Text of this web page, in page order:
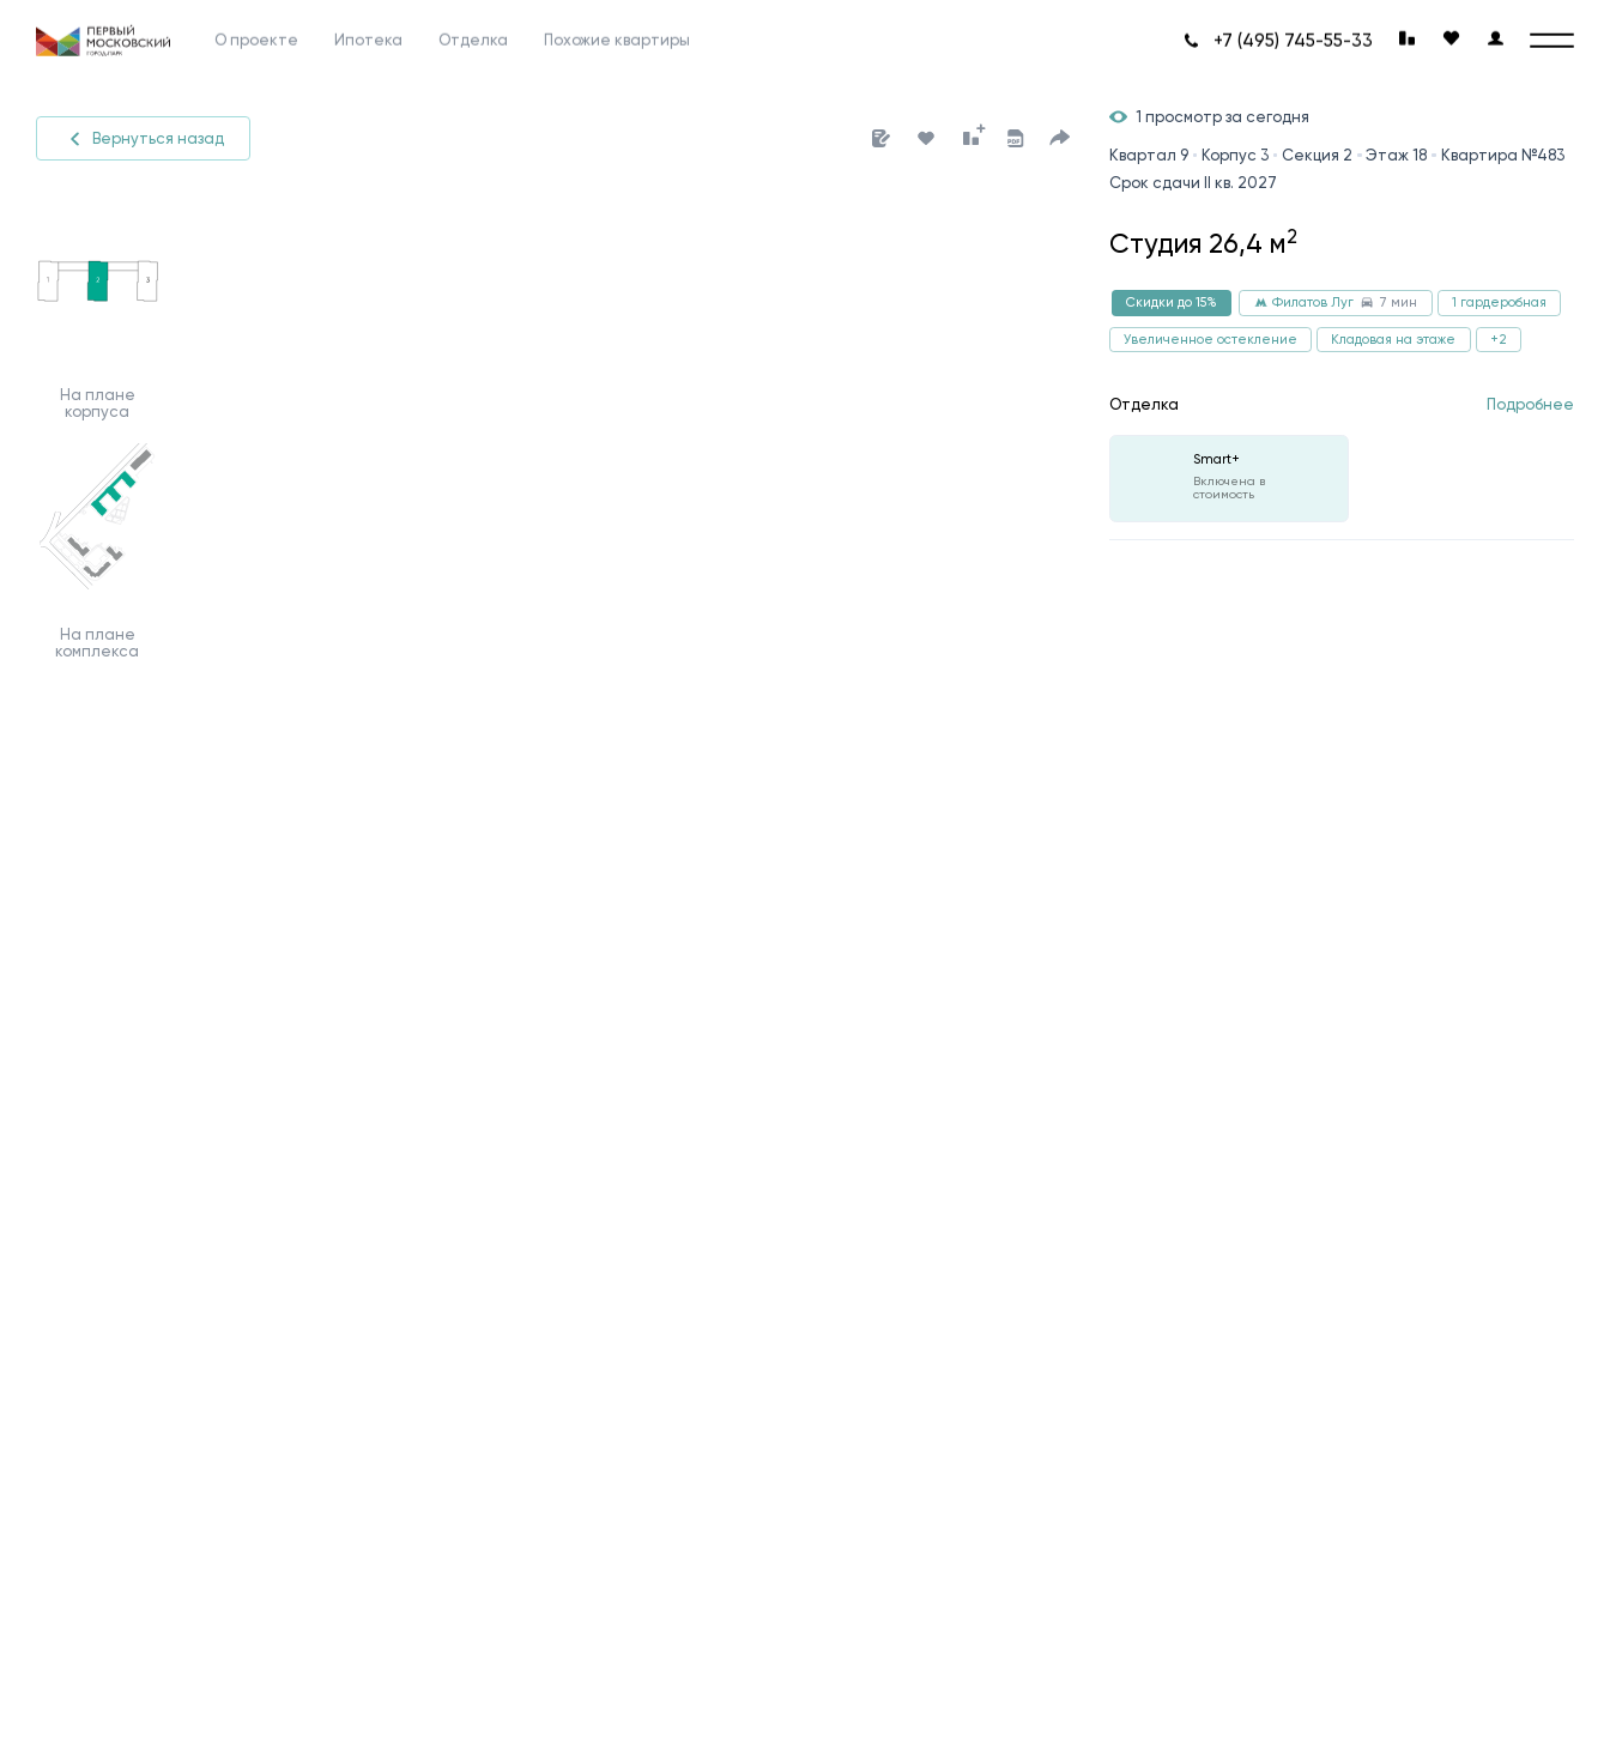
О проекте Ипотека Отделка Похожие квартиры +7 (495) 745-55-33
На плане
корпуса
На плане
комплекса
Вернуться назад
1 просмотр за сегодня
Квартал 9 Корпус 3 Секция 2 Этаж 18
Квартира №483
Срок сдачи II кв. 2027
Студия 26,4 м2
Скидки до 15% Филатов Луг 7 мин 1 гардеробная
Увеличенное остекление Кладовая на этаже +2
Отделка Подробнее
Smart+
Включена в
стоимость